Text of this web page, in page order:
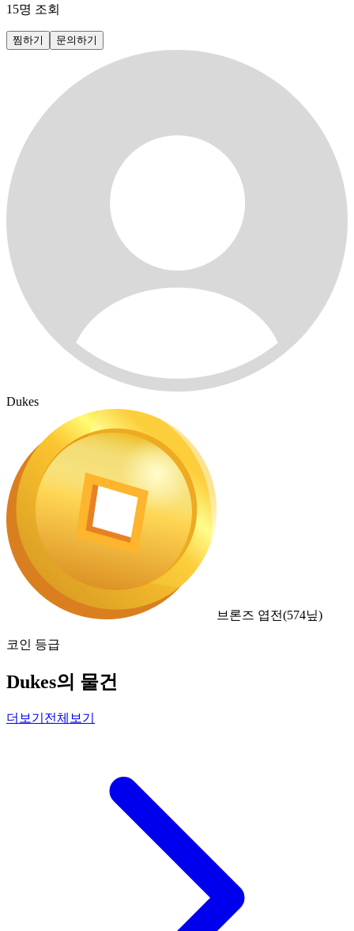
15명 조회
찜하기 문의하기
Dukes
브론즈 엽전(574닢)
코인 등급
Dukes의 물건
더보기 전체보기